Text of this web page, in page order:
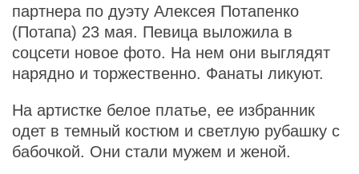
партнера по дуэту Алексея Потапенко
(Потапа) 23 мая. Певица выложила в
соцсети новое фото. На нем они выглядят
нарядно и торжественно. Фанаты ликуют.
На артистке белое платье, ее избранник
одет в темный костюм и светлую рубашку с
бабочкой. Они стали мужем и женой.